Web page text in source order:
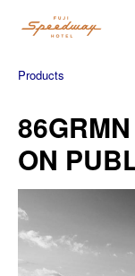
Products
ON